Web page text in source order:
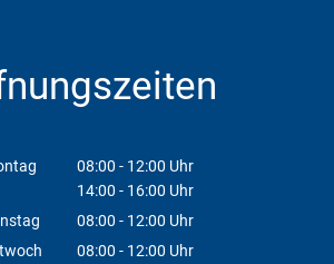
08:00 - 12:00 Uhr
Von 08:00 bis 12:00 Uhr
14:00 - 16:00 Uhr
Von 14:00 bis 16:00 Uhr
08:00 - 12:00 Uhr
Von 08:00 bis 12:00 Uhr
08:00 - 12:00 Uhr